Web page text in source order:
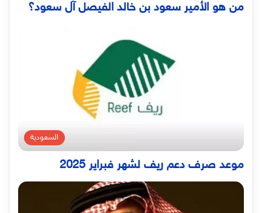
من هو الأمير سعود بن خالد الفيصل آل سعود؟
السعودية
موعد صرف دعم ريف لشهر فبراير 2025